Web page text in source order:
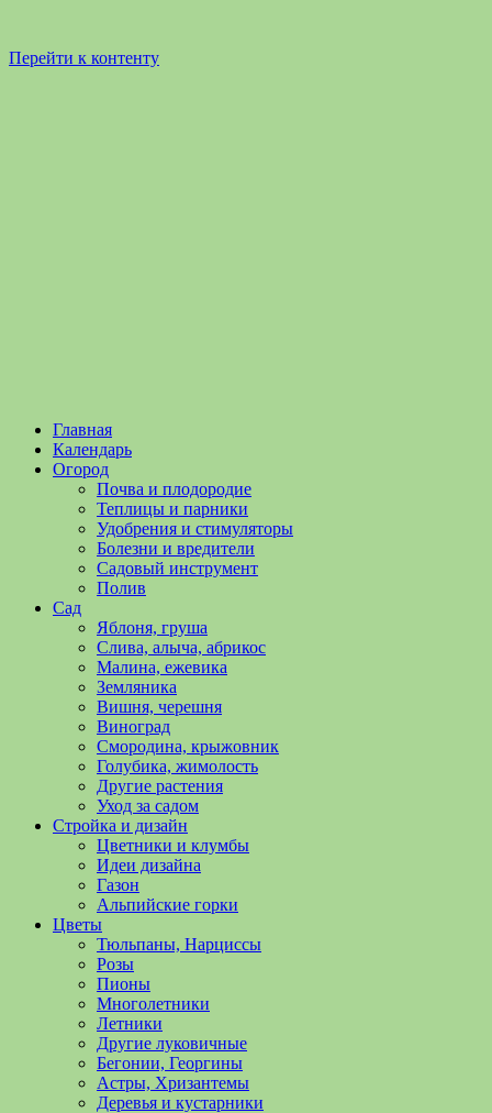
Перейти к контенту
Садоводство
Огородничество
Садоводство
огородничество
полезные
уходу
овощами,
растениями
Поможем
обустройстве
выращивании
Главная
Календарь
Огород
Почва и плодородие
Теплицы и парники
Удобрения и стимуляторы
Болезни и вредители
Садовый инструмент
Полив
Сад
Яблоня, груша
Слива, алыча, абрикос
Малина, ежевика
Земляника
Вишня, черешня
Виноград
Смородина, крыжовник
Голубика, жимолость
Другие растения
Уход за садом
Стройка и дизайн
Цветники и клумбы
Идеи дизайна
Газон
Альпийские горки
Цветы
Тюльпаны, Нарциссы
Розы
Пионы
Многолетники
Летники
Другие луковичные
Бегонии, Георгины
Астры, Хризантемы
Деревья и кустарники